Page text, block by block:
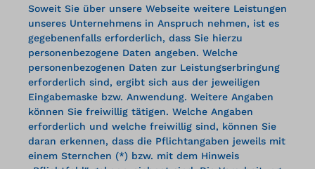
Soweit Sie über unsere Webseite weitere Leistungen
unseres Unternehmens in Anspruch nehmen, ist es
gegebenenfalls erforderlich, dass Sie hierzu
personenbezogene Daten angeben. Welche
personenbezogenen Daten zur Leistungserbringung
erforderlich sind, ergibt sich aus der jeweiligen
Eingabemaske bzw. Anwendung. Weitere Angaben
können Sie freiwillig tätigen. Welche Angaben
erforderlich und welche freiwillig sind, können Sie
daran erkennen, dass die Pflichtangaben jeweils mit
einem Sternchen (*) bzw. mit dem Hinweis